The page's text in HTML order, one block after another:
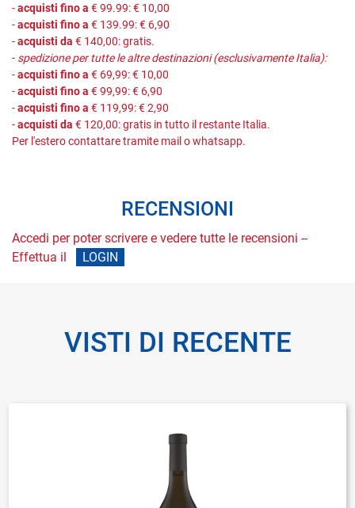
-acquisti fino a € 99.99: € 10,00
-acquisti fino a € 139.99: € 6,90
-acquisti da € 140,00: gratis.
- spedizione per tutte le altre destinazioni (esclusivamente Italia):
-acquisti fino a € 69,99: € 10,00
-acquisti fino a € 99,99: € 6,90
-acquisti fino a € 119,99: € 2,90
-acquisti da € 120,00: gratis in tutto il restante Italia.
Per l'estero contattare tramite mail o whatsapp.
RECENSIONI
Accedi per poter scrivere e vedere tutte le recensioni --
Effettua il
LOGIN
VISTI DI RECENTE